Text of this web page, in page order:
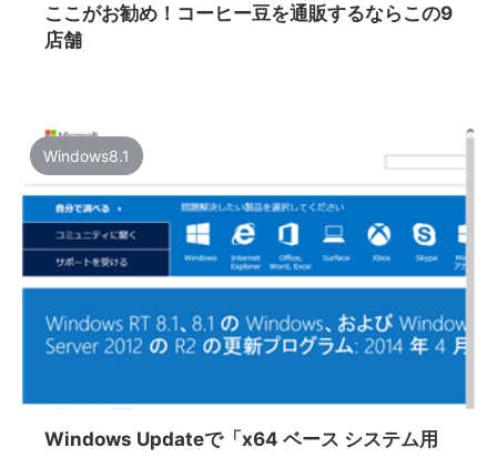
ここがお勧め！コーヒー豆を通販するならこの9
店舗
Windows8.1
Windows Updateで「x64 ベース システム用